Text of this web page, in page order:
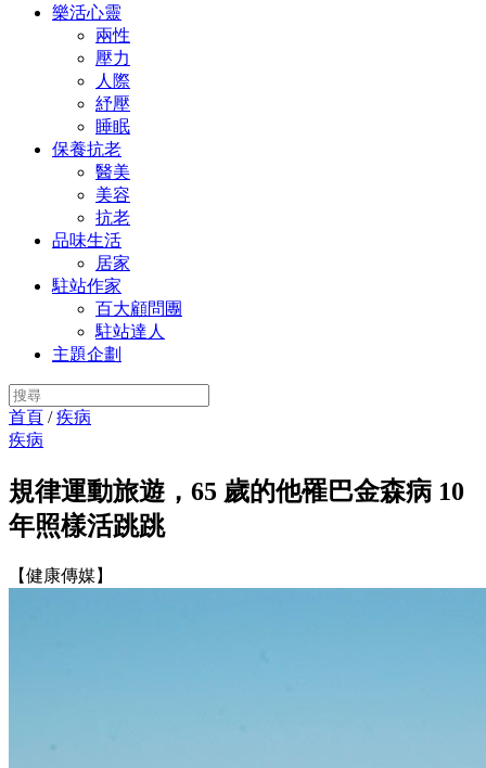
樂活心靈
兩性
壓力
人際
紓壓
睡眠
保養抗老
醫美
美容
抗老
品味生活
居家
駐站作家
百大顧問團
駐站達人
主題企劃
首頁 /疾病
疾病
規律運動旅遊，65 歲的他罹巴金森病 10
年照樣活跳跳
【健康傳媒】